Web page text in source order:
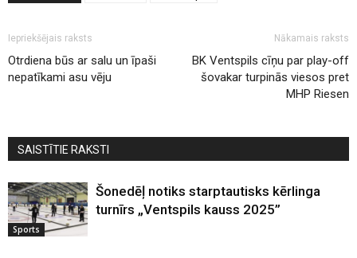
Iepriekšējais raksts
Otrdiena būs ar salu un īpaši
nepatīkami asu vēju
Nākamais raksts
BK Ventspils cīņu par play-off
šovakar turpinās viesos pret
MHP Riesen
SAISTĪTIE RAKSTI
Sports
Šonedēļ notiks starptautisks kērlinga
turnīrs „Ventspils kauss 2025”